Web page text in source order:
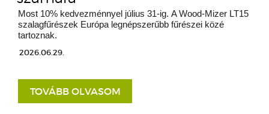
Most 10% kedvezménnyel július 31-ig. A Wood-Mizer LT15
szalagfűrészek Európa legnépszerűbb fűrészei közé
tartoznak.
2026.06.29.
TOVÁBB OLVASOM